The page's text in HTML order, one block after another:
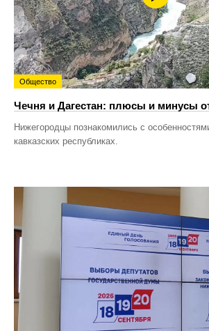
Общество
Чечня и Дагестан: плюсы и минусы
Нижегородцы познакомились с
кавказских республиках.